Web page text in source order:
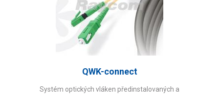
QWK-connect
Systém optických vláken předinstalovaných a